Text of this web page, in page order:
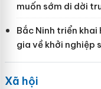
muốn sớm di dời
Bắc Ninh triển
gia về khởi nghiệp
Xã hội